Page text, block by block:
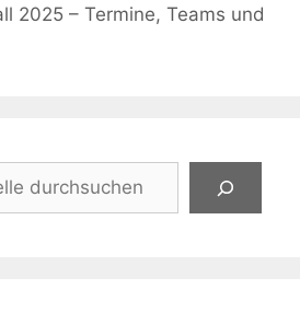
2025 – Termine, Teams und